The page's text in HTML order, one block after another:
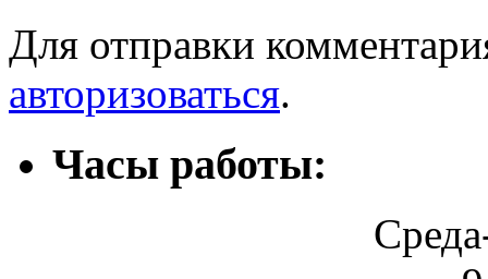
Для отправки
авторизоваться.
Часы работы: